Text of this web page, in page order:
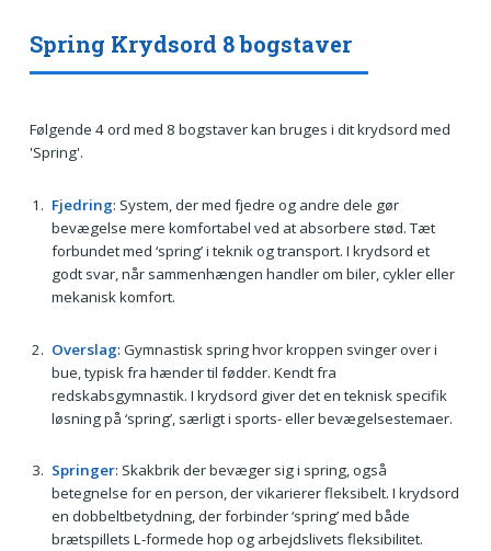
Spring Krydsord 8 bogstaver
Følgende 4 ord med 8 bogstaver kan bruges i dit krydsord med
'Spring'.
Fjedring: System, der med fjedre og andre dele gør
bevægelse mere komfortabel ved at absorbere stød. Tæt
forbundet med ‘spring’ i teknik og transport. I krydsord et
godt svar, når sammenhængen handler om biler, cykler eller
mekanisk komfort.
Overslag: Gymnastisk spring hvor kroppen svinger over i
bue, typisk fra hænder til fødder. Kendt fra
redskabsgymnastik. I krydsord giver det en teknisk specifik
løsning på ‘spring’, særligt i sports- eller bevægelsestemaer.
Springer: Skakbrik der bevæger sig i spring, også
betegnelse for en person, der vikarierer fleksibelt. I krydsord
en dobbeltbetydning, der forbinder ‘spring’ med både
brætspillets L-formede hop og arbejdslivets fleksibilitet.